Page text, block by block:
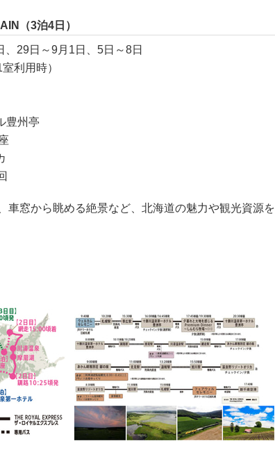
（3泊4日）
、29日～9月1日、5日～8日
利用時）
豊州亭
窓から眺める絶景など、北海道の魅力や観光資源を